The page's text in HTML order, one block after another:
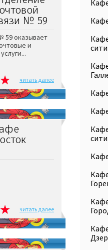
№ 59
59 оказывает
и
читать далее
читать далее
сити
сити